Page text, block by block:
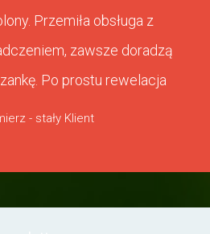
Przemiła obsługa z
zawsze doradzą
Po prostu rewelacja
- stały Klient